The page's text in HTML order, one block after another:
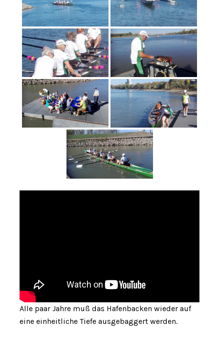
Alle paar Jahre muß das Hafenbacken wieder auf
eine einheitliche Tiefe ausgebaggert werden.